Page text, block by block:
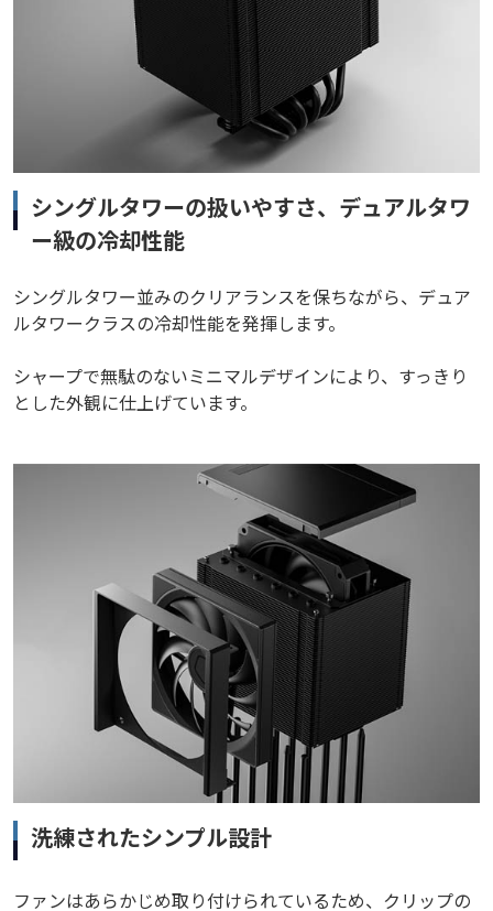
シングルタワーの扱いやすさ、デュアルタワ
ー級の冷却性能
シングルタワー並みのクリアランスを保ちながら、デュア
ルタワークラスの冷却性能を発揮します。
シャープで無駄のないミニマルデザインにより、すっきり
とした外観に仕上げています。
洗練されたシンプル設計
ファンはあらかじめ取り付けられているため、クリップの